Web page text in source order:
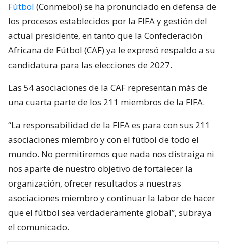
Fútbol (Conmebol) se ha pronunciado en defensa de
los procesos establecidos por la FIFA y gestión del
actual presidente, en tanto que la Confederación
Africana de Fútbol (CAF) ya le expresó respaldo a su
candidatura para las elecciones de 2027.
Las 54 asociaciones de la CAF representan más de
una cuarta parte de los 211 miembros de la FIFA.
“La responsabilidad de la FIFA es para con sus 211
asociaciones miembro y con el fútbol de todo el
mundo. No permitiremos que nada nos distraiga ni
nos aparte de nuestro objetivo de fortalecer la
organización, ofrecer resultados a nuestras
asociaciones miembro y continuar la labor de hacer
que el fútbol sea verdaderamente global”, subraya
el comunicado.